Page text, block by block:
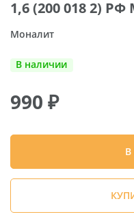
1,6 (200 018 2)
Моналит
В наличии
990 ₽